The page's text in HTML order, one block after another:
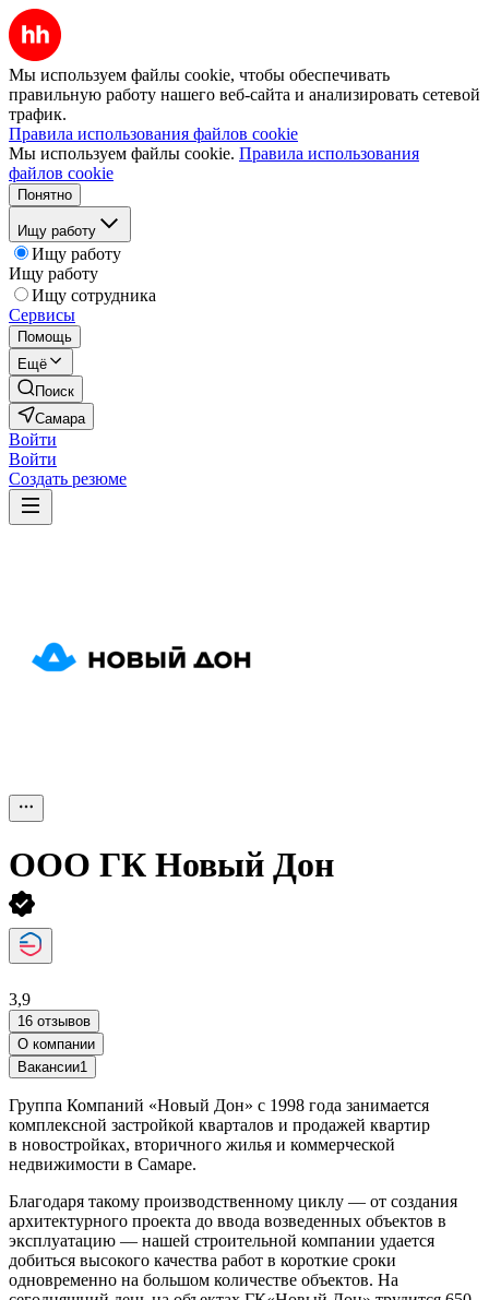
Мы используем файлы cookie, чтобы обеспечивать
правильную работу нашего веб-сайта и анализировать сетевой
трафик.
Правила использования файлов cookie
Мы используем файлы cookie. Правила использования
файлов cookie
Понятно
Ищу работу
Ищу работу
Ищу работу
Ищу сотрудника
Сервисы
Помощь
Ещё
Поиск
Самара
Войти
Войти
Создать резюме
ООО ГК Новый Дон
3,9
16 отзывов
О компании
Вакансии1
Группа Компаний «Новый Дон» с 1998 года занимается
комплексной застройкой кварталов и продажей квартир
в новостройках, вторичного жилья и коммерческой
недвижимости в Самаре.
Благодаря такому производственному циклу — от создания
архитектурного проекта до ввода возведенных объектов в
эксплуатацию — нашей строительной компании удается
добиться высокого качества работ в короткие сроки
одновременно на большом количестве объектов. На